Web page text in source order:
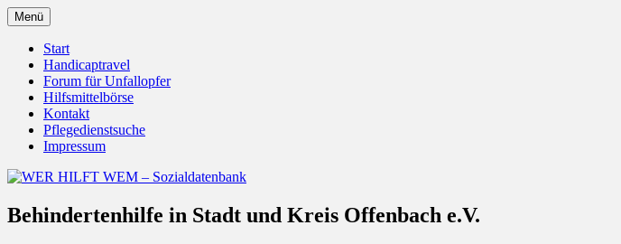
Zum
Inhalt
springen
WER HILFT WEM – Sozialdatenbank
Menü
Start
Handicaptravel
Forum für Unfallopfer
Hilfsmittelbörse
Kontakt
Pflegedienstsuche
Impressum
Behindertenhilfe in Stadt und Kreis Offenbach e.V.